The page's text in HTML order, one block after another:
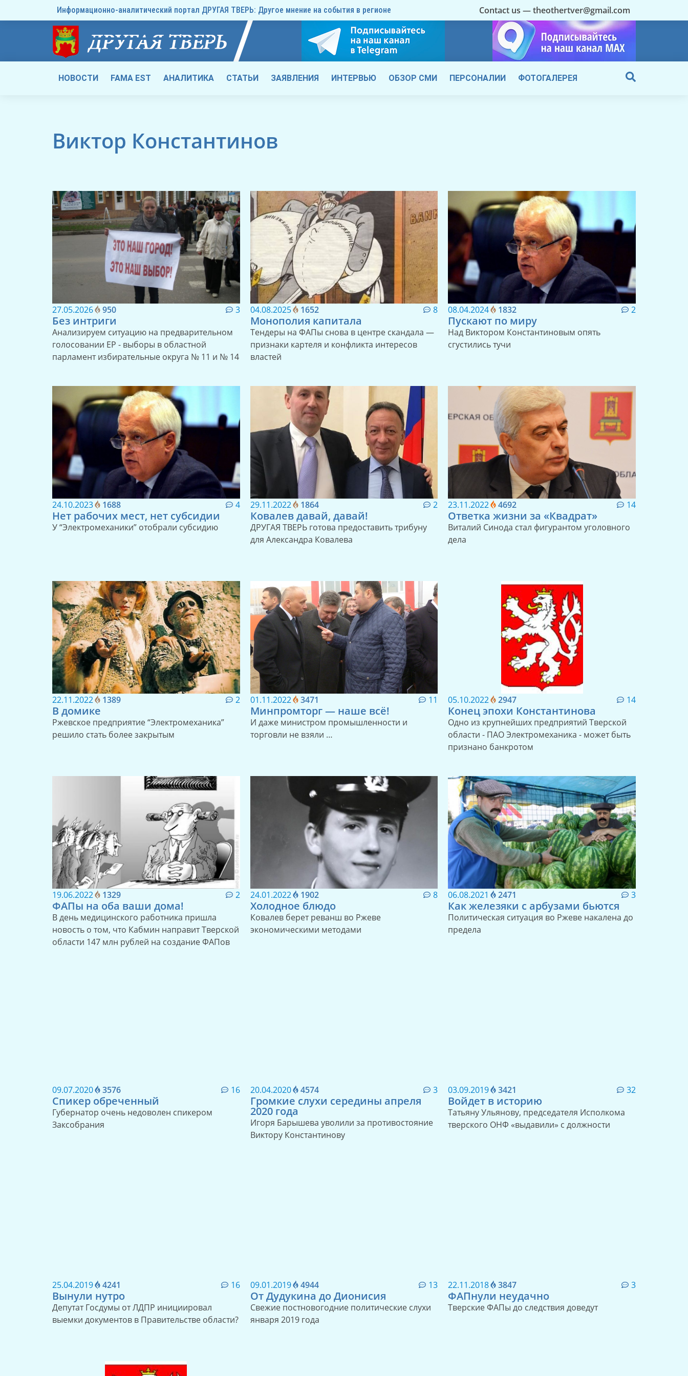
Информационно-аналитический портал ДРУГАЯ ТВЕРЬ: Другое мнение на события в регионе Contact us — theothertver@gmail.com
НОВОСТИ FAMA EST АНАЛИТИКА СТАТЬИ ЗАЯВЛЕНИЯ ИНТЕРВЬЮ ОБЗОР СМИ ПЕРСОНАЛИИ ФОТОГАЛЕРЕЯ
Виктор Константинов
27.05.2026 950 3
Без интриги
Анализируем ситуацию на предварительном
голосовании ЕР - выборы в областной
парламент избирательные округа № 11 и № 14
04.08.2025 1652 8
Монополия капитала
Тендеры на ФАПы снова в центре скандала —
признаки картеля и конфликта интересов
властей
08.04.2024 1832 2
Пускают по миру
Над Виктором Константиновым опять
сгустились тучи
24.10.2023 1688 4
Нет рабочих мест, нет субсидии
У “Электромеханики” отобрали субсидию
29.11.2022 1864 2
Ковалев давай, давай!
ДРУГАЯ ТВЕРЬ готова предоставить трибуну
для Александра Ковалева
23.11.2022 4692 14
Ответка жизни за «Квадрат»
Виталий Синода стал фигурантом уголовного
дела
22.11.2022 1389 2
В домике
Ржевское предприятие “Электромеханика”
решило стать более закрытым
01.11.2022 3471 11
Минпромторг — наше всё!
И даже министром промышленности и
торговли не взяли …
05.10.2022 2947 14
Конец эпохи Константинова
Одно из крупнейших предприятий Тверской
области - ПАО Электромеханика - может быть
признано банкротом
19.06.2022 1329 2
ФАПы на оба ваши дома!
В день медицинского работника пришла
новость о том, что Кабмин направит Тверской
области 147 млн рублей на создание ФАПов
24.01.2022 1902 8
Холодное блюдо
Ковалев берет реванш во Ржеве
экономическими методами
06.08.2021 2471 3
Как железяки с арбузами бьются
Политическая ситуация во Ржеве накалена до
предела
09.07.2020 3576 16
Спикер обреченный
Губернатор очень недоволен спикером
Заксобрания
20.04.2020 4574 3
Громкие слухи середины апреля
2020 года
Игоря Барышева уволили за противостояние
Виктору Константинову
03.09.2019 3421 32
Войдет в историю
Татьяну Ульянову, председателя Исполкома
тверского ОНФ «выдавили» с должности
25.04.2019 4241 16
Вынули нутро
Депутат Госдумы от ЛДПР инициировал
выемки документов в Правительстве области?
09.01.2019 4944 13
От Дудукина до Дионисия
Свежие постновогодние политические слухи
января 2019 года
22.11.2018 3847 3
ФАПнули неудачно
Тверские ФАПы до следствия доведут